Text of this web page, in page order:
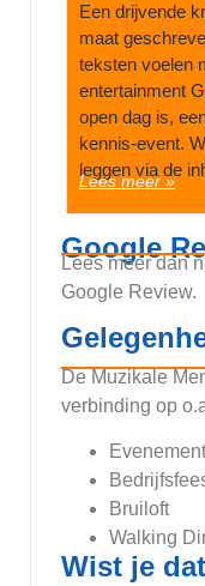
Een drijvende
maat
teksten voelen
entertainment
open dag is,
kennis-event.
leggen via de
Lees meer »
Google
Lees meer dan
Google Review.
De Muzikale
verbinding op
Bruiloft
Walking
Wist je